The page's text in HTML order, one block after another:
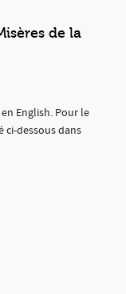
de la
English. Pour le
ci-dessous dans